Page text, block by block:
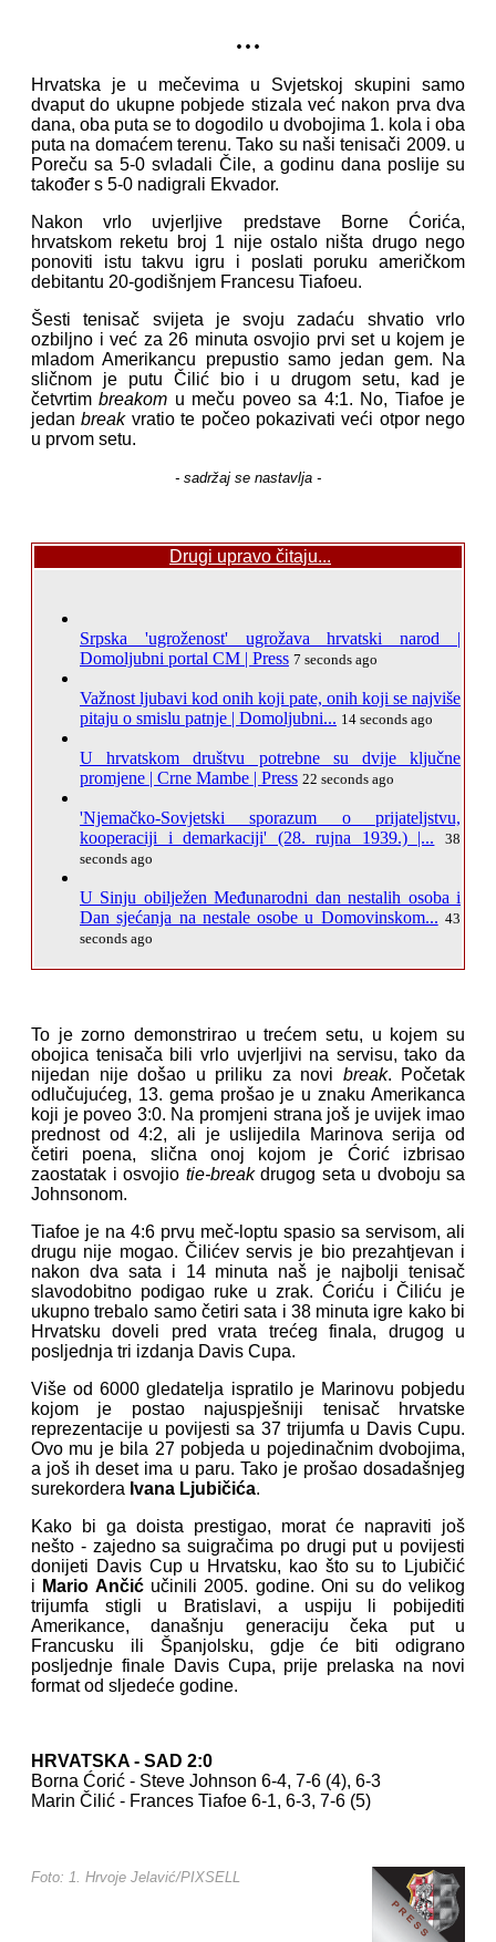
...
Hrvatska je u mečevima u Svjetskoj skupini samo
dvaput do ukupne pobjede stizala već nakon prva dva
dana, oba puta se to dogodilo u dvobojima 1. kola i oba
puta na domaćem terenu. Tako su naši tenisači 2009. u
Poreču sa 5-0 svladali Čile, a godinu dana poslije su
također s 5-0 nadigrali Ekvador.
Nakon vrlo uvjerljive predstave Borne Ćorića,
hrvatskom reketu broj 1 nije ostalo ništa drugo nego
ponoviti istu takvu igru i poslati poruku američkom
debitantu 20-godišnjem Francesu Tiafoeu.
Šesti tenisač svijeta je svoju zadaću shvatio vrlo
ozbiljno i već za 26 minuta osvojio prvi set u kojem je
mladom Amerikancu prepustio samo jedan gem. Na
sličnom je putu Čilić bio i u drugom setu, kad je
četvrtimbreakom u meču poveo sa 4:1. No, Tiafoe je
jedanbreakvratio te počeo pokazivati veći otpor nego
u prvom setu.
- sadržaj se nastavlja -
Drugi upravo čitaju...
Srpska 'ugroženost' ugrožava hrvatski narod |
Domoljubni portal CM | Press 7 seconds ago
Važnost ljubavi kod onih koji pate, onih koji se najviše
pitaju o smislu patnje | Domoljubni... 14 seconds ago
U hrvatskom društvu potrebne su dvije ključne
promjene | Crne Mambe | Press 22 seconds ago
'Njemačko-Sovjetski sporazum o prijateljstvu,
kooperaciji i demarkaciji' (28. rujna 1939.) |...
38
seconds ago
U Sinju obilježen Međunarodni dan nestalih osoba i
Dan sjećanja na nestale osobe u Domovinskom... 43
seconds ago
To je zorno demonstrirao u trećem setu, u kojem su
obojica tenisača bili vrlo uvjerljivi na servisu, tako da
nijedan nije došao u priliku za novi break. Početak
odlučujućeg, 13. gema prošao je u znaku Amerikanca
koji je poveo 3:0. Na promjeni strana još je uvijek imao
prednost od 4:2, ali je uslijedila Marinova serija od
četiri poena, slična onoj kojom je Ćorić izbrisao
zaostatak i osvojio tie-breakdrugog seta u dvoboju sa
Johnsonom.
Tiafoe je na 4:6 prvu meč-loptu spasio sa servisom, ali
drugu nije mogao. Čilićev servis je bio prezahtjevan i
nakon dva sata i 14 minuta naš je najbolji tenisač
slavodobitno podigao ruke u zrak. Ćoriću i Čiliću je
ukupno trebalo samo četiri sata i 38 minuta igre kako bi
Hrvatsku doveli pred vrata trećeg finala, drugog u
posljednja tri izdanja Davis Cupa.
Više od 6000 gledatelja ispratilo je Marinovu pobjedu
kojom je postao najuspješniji tenisač hrvatske
reprezentacije u povijesti sa 37 trijumfa u Davis Cupu.
Ovo mu je bila 27 pobjeda u pojedinačnim dvobojima,
a još ih deset ima u paru. Tako je prošao dosadašnjeg
surekordera Ivana Ljubičića.
Kako bi ga doista prestigao, morat će napraviti još
nešto - zajedno sa suigračima po drugi put u povijesti
donijeti Davis Cup u Hrvatsku, kao što su to Ljubičić
i Mario Ančić učinili 2005. godine. Oni su do velikog
trijumfa stigli u Bratislavi, a uspiju li pobijediti
Amerikance, današnju generaciju čeka put u
Francusku ili Španjolsku, gdje će biti odigrano
posljednje finale Davis Cupa, prije prelaska na novi
format od sljedeće godine.
HRVATSKA - SAD 2:0
Borna Ćorić - Steve Johnson 6-4, 7-6 (4), 6-3
Marin Čilić - Frances Tiafoe 6-1, 6-3, 7-6 (5)
Foto: 1. Hrvoje Jelavić/PIXSELL